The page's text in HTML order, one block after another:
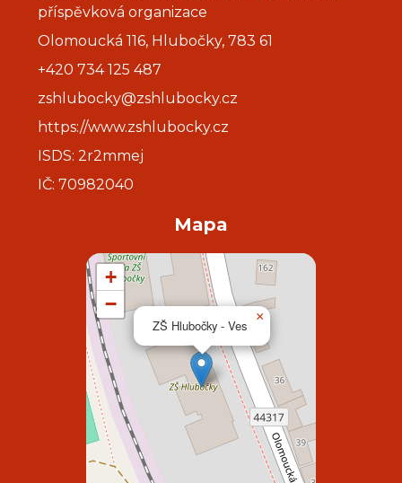
příspěvková organizace
Olomoucká 116, Hlubočky, 783 61
+420 734 125 487
zshlubocky@zshlubocky.cz
https://www.zshlubocky.cz
ISDS: 2r2mmej
IČ: 70982040
Mapa
ZŠ Hlubočky - Ves
×
+
−